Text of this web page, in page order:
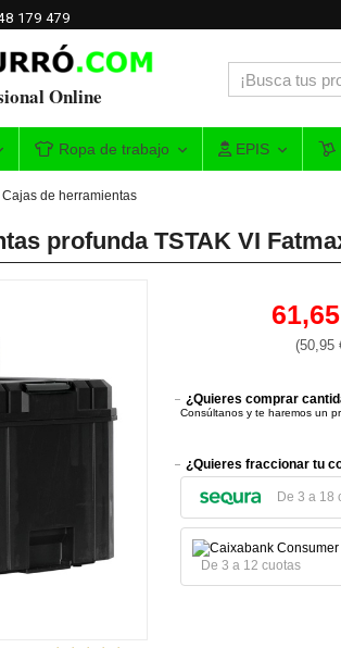
179 479
Online
Ropa de trabajo EPIS
Cajas de herramientas
profunda TSTAK VI
(50,95
¿Quieres comprar
Consúltanos y te haremos un
¿Quieres fraccionar tu
De 3 a 18
De 3 a 12 cuotas